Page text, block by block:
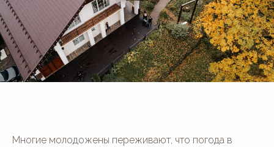
Многие молодожены переживают, что погода в